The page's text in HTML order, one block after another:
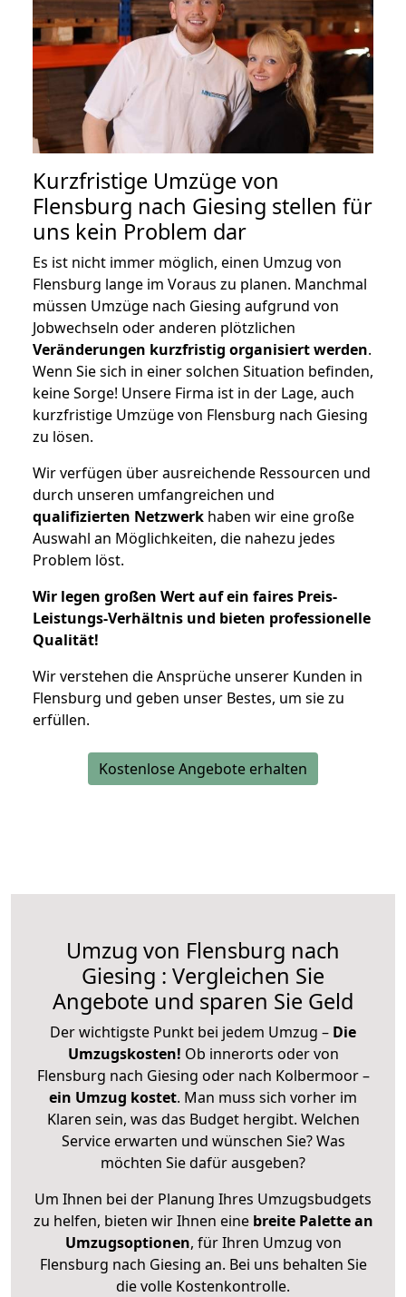
Kurzfristige Umzüge von
Flensburg nach Giesing stellen für
uns kein Problem dar
Es ist nicht immer möglich, einen Umzug von
Flensburg lange im Voraus zu planen. Manchmal
müssen Umzüge nach Giesing aufgrund von
Jobwechseln oder anderen plötzlichen
Veränderungen kurzfristig organisiert werden.
Wenn Sie sich in einer solchen Situation befinden,
keine Sorge! Unsere Firma ist in der Lage, auch
kurzfristige Umzüge von Flensburg nach Giesing
zu lösen.
Wir verfügen über ausreichende Ressourcen und
durch unseren umfangreichen und
qualifizierten Netzwerk haben wir eine große
Auswahl an Möglichkeiten, die nahezu jedes
Problem löst.
Wir legen großen Wert auf ein faires Preis-
Leistungs-Verhältnis und bieten professionelle
Qualität!
Wir verstehen die Ansprüche unserer Kunden in
Flensburg und geben unser Bestes, um sie zu
erfüllen.
Kostenlose Angebote erhalten
Umzug von Flensburg nach
Giesing : Vergleichen Sie
Angebote und sparen Sie Geld
Der wichtigste Punkt bei jedem Umzug – Die
Umzugskosten! Ob innerorts oder von
Flensburg nach Giesing oder nach Kolbermoor –
ein Umzug kostet. Man muss sich vorher im
Klaren sein, was das Budget hergibt. Welchen
Service erwarten und wünschen Sie? Was
möchten Sie dafür ausgeben?
Um Ihnen bei der Planung Ihres Umzugsbudgets
zu helfen, bieten wir Ihnen eine breite Palette an
Umzugsoptionen, für Ihren Umzug von
Flensburg nach Giesing an. Bei uns behalten Sie
die volle Kostenkontrolle.